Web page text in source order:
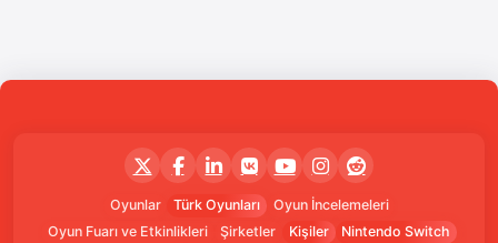
Oyunlar Türk Oyunları
Oyun İncelemeleri
Oyun Fuarı ve Etkinlikleri
Şirketler Kişiler
Nintendo Switch